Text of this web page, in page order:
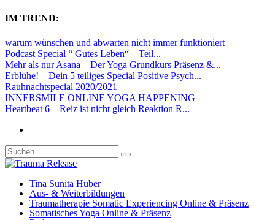
IM TREND:
warum wünschen und abwarten nicht immer funktioniert
Podcast Special “ Gutes Leben“ – Teil...
Mehr als nur Asana – Der Yoga Grundkurs Präsenz &...
Erblühe! – Dein 5 teiliges Special Positive Psych...
Rauhnachtspecial 2020/2021
INNERSMILE ONLINE YOGA HAPPENING
Heartbeat 6 – Reiz ist nicht gleich Reaktion R...
Tina Sunita Huber
Aus- & Weiterbildungen
Traumatherapie Somatic Experiencing Online & Präsenz
Somatisches Yoga Online & Präsenz